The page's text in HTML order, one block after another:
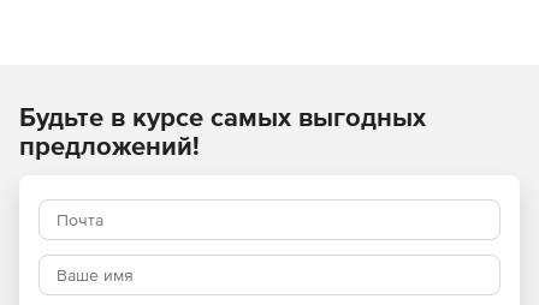
Преимущества Dr.Web Desktop
Наличие сертификатов
Dr.Web Desktop Security Suite имеет сертификаты
соответствия ФСТЭК России и ФСБ. Это означает, что
Будьте в курсе самых выгодных
предложений!